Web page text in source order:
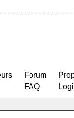
Forum
FAQ